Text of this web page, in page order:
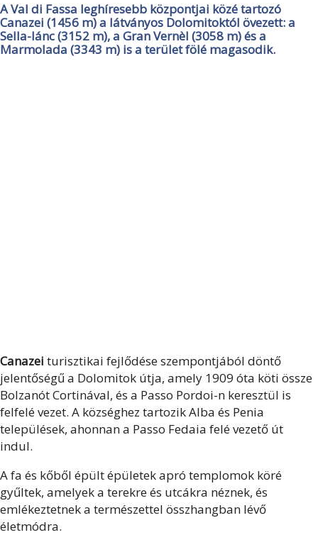
A Val di Fassa leghíresebb központjai közé tartozó
Canazei (1456 m) a látványos Dolomitoktól övezett: a
Sella-lánc (3152 m), a Gran Vernèl (3058 m) és a
Marmolada (3343 m) is a terület fölé magasodik.
Canazei turisztikai fejlődése szempontjából döntő
jelentőségű a Dolomitok útja, amely 1909 óta köti össze
Bolzanót Cortinával, és a Passo Pordoi-n keresztül is
felfelé vezet. A községhez tartozik Alba és Penia
települések, ahonnan a Passo Fedaia felé vezető út
indul.
A fa és kőből épült épületek apró templomok köré
gyűltek, amelyek a terekre és utcákra néznek, és
emlékeztetnek a természettel összhangban lévő
életmódra.